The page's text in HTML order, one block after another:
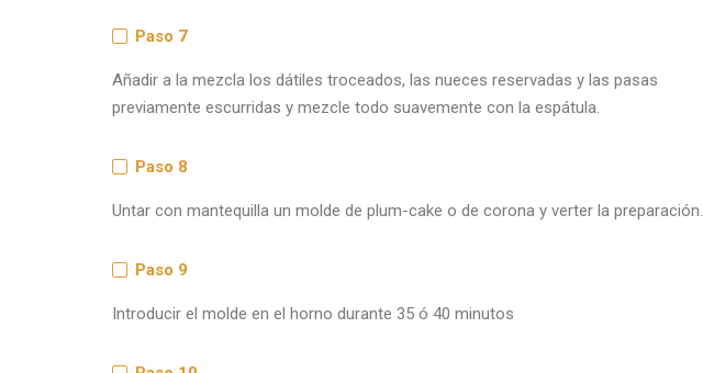
Paso 7
Añadir a la mezcla los dátiles troceados, las nueces reservadas y las pasas
previamente escurridas y mezcle todo suavemente con la espátula.
Paso 8
Untar con mantequilla un molde de plum-cake o de corona y verter la preparación.
Paso 9
Introducir el molde en el horno durante 35 ó 40 minutos